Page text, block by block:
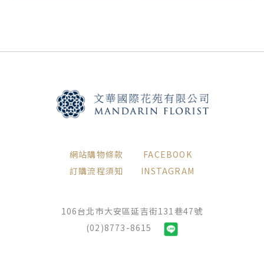
網站購物條款
訂購流程須知
FACEBOOK
INSTAGRAM
106台北市大安區延吉街131巷47號
(02)8773-8615